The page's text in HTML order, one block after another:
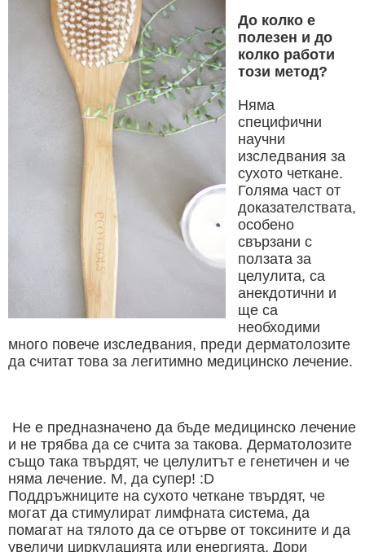
До колко е
полезен и до
колко работи
този метод?
Няма
специфични
научни
изследвания за
сухото четкане.
Голяма част от
доказателствата,
особено
свързани с
ползата за
целулита, са
анекдотични и
ще са
необходими
много повече изследвания, преди дерматолозите
да считат това за легитимно медицинско лечение.
Не е предназначено да бъде медицинско лечение
и не трябва да се счита за такова. Дерматолозите
също така твърдят, че целулитът е генетичен и че
няма лечение. М, да супер! :D
Поддръжниците на сухото четкане твърдят, че
могат да стимулират лимфната система, да
помагат на тялото да се отърве от токсините и да
увеличи циркулацията или енергията. Дори